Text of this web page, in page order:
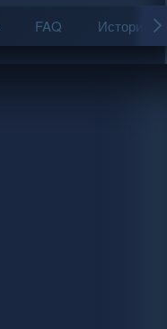
FAQ История